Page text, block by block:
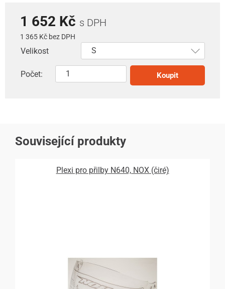
1 652 Kč s DPH
1 365 Kč bez DPH
Velikost
Počet: Koupit
Související produkty
Plexi pro přilby N640, NOX (čiré)